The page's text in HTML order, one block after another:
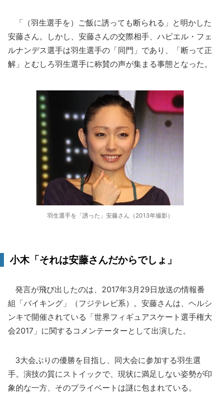
「（羽生選手を）ご飯に誘っても断られる」と明かした
安藤さん。しかし、安藤さんの交際相手、ハビエル・フェ
ルナンデス選手は羽生選手の「同門」であり、「断って正
解」とむしろ羽生選手に称賛の声が集まる事態となった。
羽生選手を「誘った」安藤さん（2013年撮影）
小木「それは安藤さんだからでしょ」
発言が飛び出したのは、2017年3月29日放送の情報番
組「バイキング」（フジテレビ系）。安藤さんは、ヘルシ
ンキで開催されている「世界フィギュアスケート選手権大
会2017」に関するコメンテーターとして出演した。
3大会ぶりの優勝を目指し、同大会に参加する羽生選
手。演技の質にストイックで、現状に満足しない姿勢が印
象的な一方、そのプライベートは謎に包まれている。